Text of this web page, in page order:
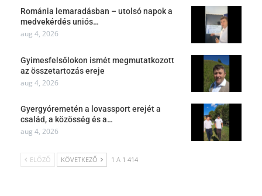
Románia lemaradásban – utolsó napok a
medvekérdés uniós…
aug 4, 2026
Gyimesfelsőlokon ismét megmutatkozott
az összetartozás ereje
aug 4, 2026
Gyergyóremetén a lovassport erejét a
család, a közösség és a…
aug 4, 2026
ELŐZŐ KÖVETKEZŐ 1 A 1 414